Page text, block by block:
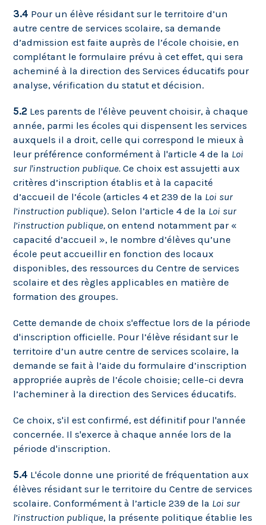
3.4 Pour un élève résidant sur le territoire d’un
autre centre de services scolaire, sa demande
d’admission est faite auprès de l’école choisie, en
complétant le formulaire prévu à cet effet, qui sera
acheminé à la direction des Services éducatifs pour
analyse, vérification du statut et décision.
5.2 Les parents de l'élève peuvent choisir, à chaque
année, parmi les écoles qui dispensent les services
auxquels il a droit, celle qui correspond le mieux à
leur préférence conformément à l'article 4 de la Loi
sur l'instruction publique.Ce choix est assujetti aux
critères d’inscription établis et à la capacité
d’accueil de l’école (articles 4 et 239 de la Loi sur
l’instruction publique). Selon l’article 4 de la Loi sur
l’instruction publique,on entend notamment par «
capacité d’accueil », le nombre d’élèves qu’une
école peut accueillir en fonction des locaux
disponibles, des ressources du Centre de services
scolaire et des règles applicables en matière de
formation des groupes.
Cette demande de choix s'effectue lors de la période
d'inscription officielle. Pour l’élève résidant sur le
territoire d’un autre centre de services scolaire, la
demande se fait à l’aide du formulaire d’inscription
appropriée auprès de l’école choisie; celle-ci devra
l’acheminer à la direction des Services éducatifs.
Ce choix, s'il est confirmé, est définitif pour l'année
concernée. Il s'exerce à chaque année lors de la
période d'inscription.
5.4 L'école donne une priorité de fréquentation aux
élèves résidant sur le territoire du Centre de services
scolaire. Conformément à l’article 239 de la Loi sur
l’instruction publique, la présente politique établie les